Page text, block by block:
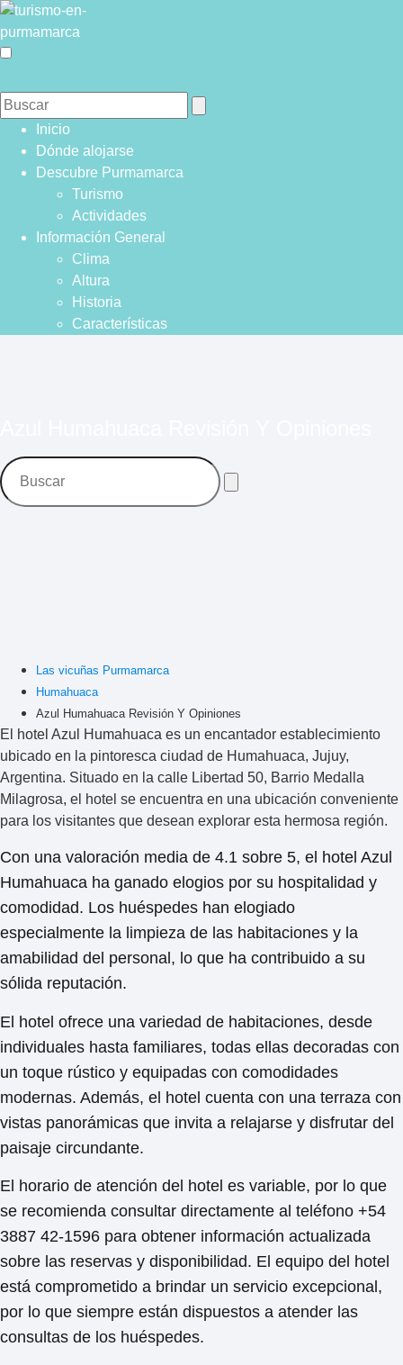
Inicio
Dónde alojarse
Descubre Purmamarca
Turismo
Actividades
Información General
Clima
Altura
Historia
Características
Las vicuñas Purmamarca
Humahuaca
Azul Humahuaca Revisión Y Opiniones
El hotel Azul Humahuaca es un encantador establecimiento
ubicado en la pintoresca ciudad de Humahuaca, Jujuy,
Argentina. Situado en la calle Libertad 50, Barrio Medalla
Milagrosa, el hotel se encuentra en una ubicación conveniente
para los visitantes que desean explorar esta hermosa región.
Con una valoración media de 4.1 sobre 5, el hotel Azul
Humahuaca ha ganado elogios por su hospitalidad y
comodidad. Los huéspedes han elogiado
especialmente la limpieza de las habitaciones y la
amabilidad del personal, lo que ha contribuido a su
sólida reputación.
El hotel ofrece una variedad de habitaciones, desde
individuales hasta familiares, todas ellas decoradas con
un toque rústico y equipadas con comodidades
modernas. Además, el hotel cuenta con una terraza con
vistas panorámicas que invita a relajarse y disfrutar del
paisaje circundante.
El horario de atención del hotel es variable, por lo que
se recomienda consultar directamente al teléfono +54
3887 42-1596 para obtener información actualizada
sobre las reservas y disponibilidad. El equipo del hotel
está comprometido a brindar un servicio excepcional,
por lo que siempre están dispuestos a atender las
consultas de los huéspedes.